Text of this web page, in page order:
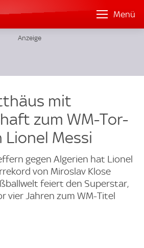
Menü
mit
zum WM-Tor-
Lionel Messi
gegen Algerien hat Lionel
von Miroslav Klose
feiert den Superstar,
vier Jahren zum WM-Titel